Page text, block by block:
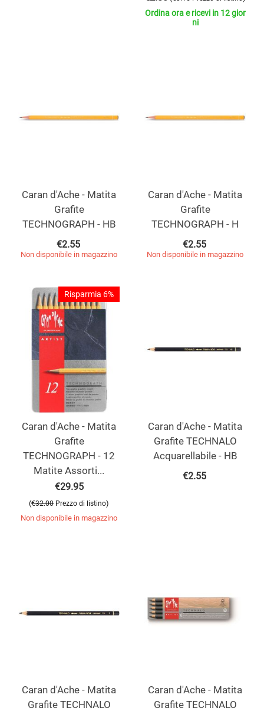
Ordina ora e ricevi in 12 gior
ni
Caran d'Ache - Matita
Grafite
TECHNOGRAPH - HB
€2.55
Non disponibile in magazzino
Caran d'Ache - Matita
Grafite
TECHNOGRAPH - H
€2.55
Non disponibile in magazzino
Risparmia 6%
Caran d'Ache - Matita
Grafite
TECHNOGRAPH - 12
Matite Assorti...
€29.95
(€32.00 Prezzo di listino)
Non disponibile in magazzino
Caran d'Ache - Matita
Grafite TECHNALO
Acquarellabile - HB
€2.55
Caran d'Ache - Matita
Grafite TECHNALO
Caran d'Ache - Matita
Grafite TECHNALO